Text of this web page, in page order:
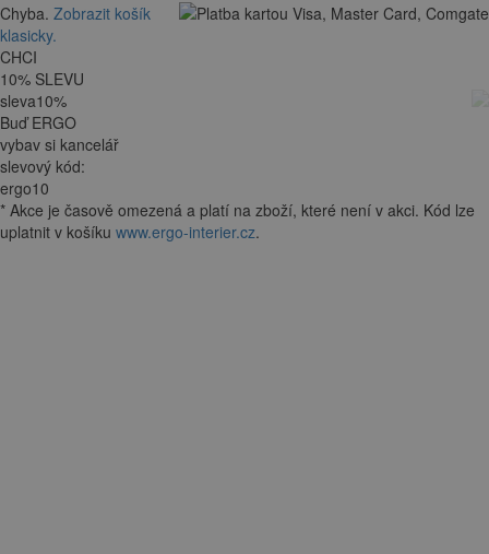
Chyba. Zobrazit košík
klasicky.
CHCI
10% SLEVU
sleva10%
Buď ERGO
vybav si kancelář
slevový kód:
ergo10
* Akce je časově omezená a platí na zboží, které není v akci. Kód lze
uplatnit v košíku www.ergo-interier.cz.